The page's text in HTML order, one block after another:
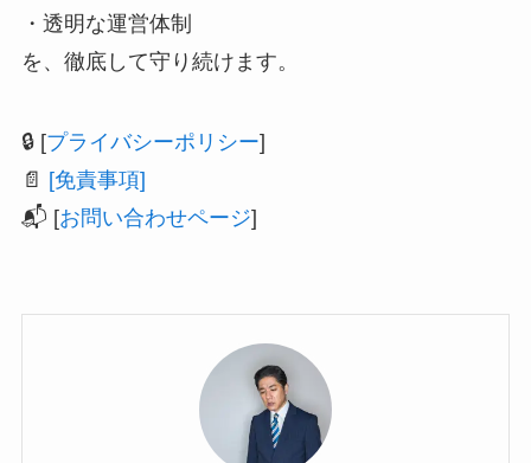
・透明な運営体制
を、徹底して守り続けます。
🔒 [プライバシーポリシー]
📄 [免責事項]
📬 [お問い合わせページ]